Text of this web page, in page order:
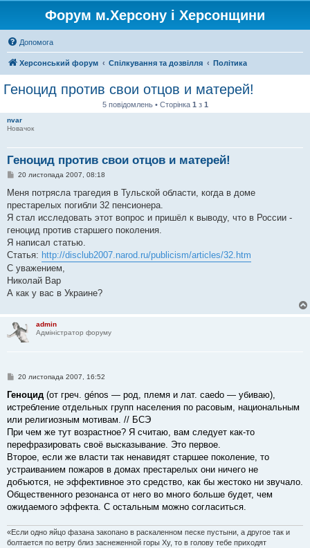
Форум м.Херсону і Херсонщини
Допомога
Херсонський форум Спілкування та дозвілля Політика
Геноцид против свои отцов и матерей!
5 повідомлень • Сторінка 1 з 1
nvar
Новачок
Геноцид против свои отцов и матерей!
П
в
д
о
л
е
н
я
20 листопада 2007, 08:18
Меня потрясла трагедия в Тульской области, когда в доме
престарелых погибли 32 пенсионера.
Я стал исследовать этот вопрос и пришёл к выводу, что в России -
геноцид против старшего поколения.
Я написал статью.
Статья: http://disclub2007.narod.ru/publicism/articles/32.htm
С уважением,
Николай Вар
А как у вас в Украине?
admin
Адміністратор форуму
П
в
д
о
л
е
н
н
я
20 листопада 2007, 16:52
Геноцид (от греч. génos — род, племя и лат. caedo — убиваю),
истребление отдельных групп населения по расовым, национальным
или религиозным мотивам. // БСЭ
При чем же тут возрастное? Я считаю, вам следует как-то
перефразировать своё высказывание. Это первое.
Второе, если же власти так ненавидят старшее поколение, то
устраиванием пожаров в домах престарелых они ничего не
добъются, не эффективное это средство, как бы жестоко ни звучало.
Общественного резонанса от него во много больше будет, чем
ожидаемого эффекта. С остальным можно согласиться.
«Если одно яйцо фазана закопано в раскаленном песке пустыни, а другое так и
болтается по ветру близ заснеженной горы Ху, то в голову тебе приходят